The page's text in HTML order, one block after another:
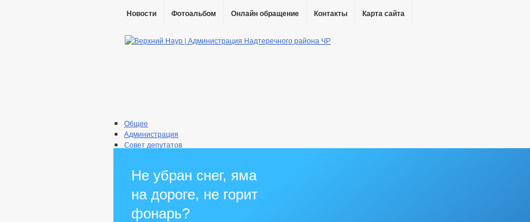
Новости Фотоальбом Онлайн обращение Контакты Карта сайта
Общее
Администрация
Совет депутатов
Бюджет
Прием граждан
Не убран снег, яма
на дороге, не горит
фонарь?